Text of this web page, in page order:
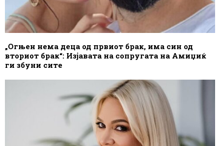
„Огњен нема деца од првиот брак, има син од
вториот брак“: Изјавата на сопругата на Амиџиќ
ги збуни сите